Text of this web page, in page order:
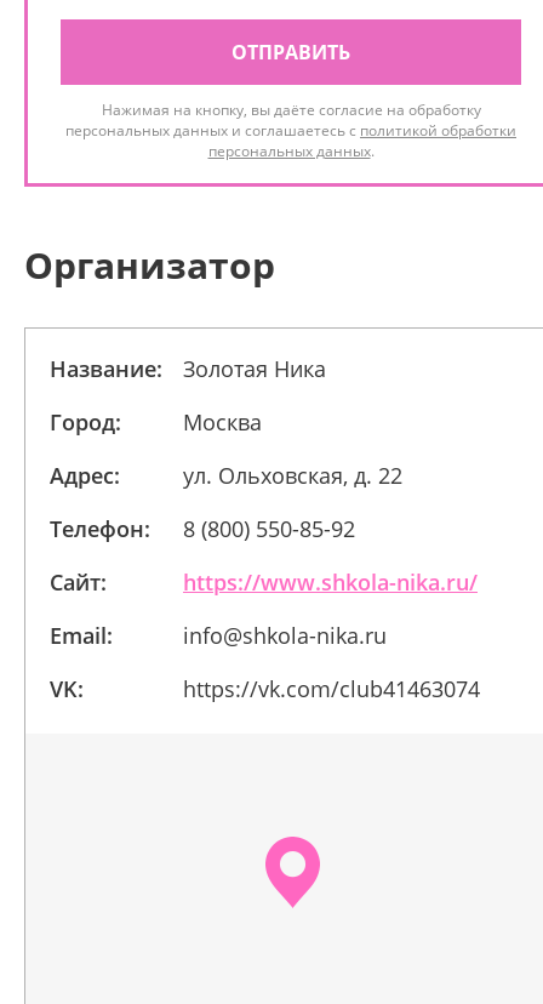
ОТПРАВИТЬ
Нажимая на кнопку, вы даёте согласие на обработку
персональных данных и соглашаетесь с политикой обработки
персональных данных.
Организатор
Название:
Золотая Ника
Город:
Москва
Адрес:
ул. Ольховская, д. 22
Телефон:
8 (800) 550-85-92
Сайт:
https://www.shkola-nika.ru/
Email:
info@shkola-nika.ru
VK:
https://vk.com/club41463074